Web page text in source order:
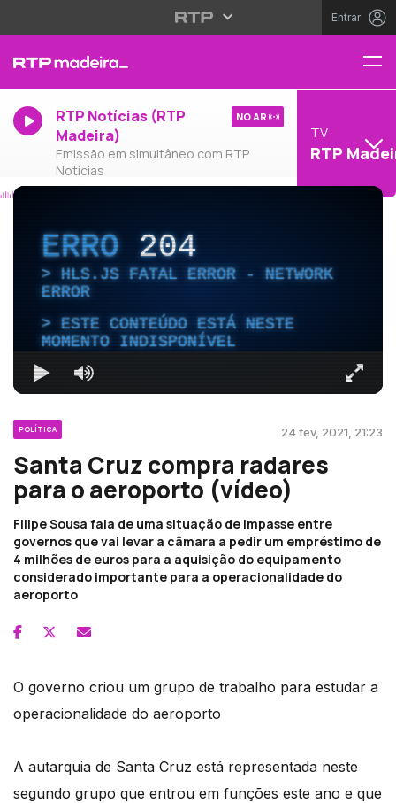
Entrar
RTP Notícias (RTP
Madeira)
Emissão em simultâneo com RTP
Notícias
NO AR
TV
RTP
ERRO204
HLS.JS FATAL ERROR - NETWORK
ERROR
ESTE CONTEÚDO ESTÁ NESTE
MOMENTO INDISPONÍVEL
POLÍTICA 24 fev, 2021, 21:23
Santa Cruz compra radares
para o aeroporto (vídeo)
Filipe Sousa fala de uma situação de impasse entre
governos que vai levar a câmara a pedir um empréstimo de
4 milhões de euros para a aquisição do equipamento
considerado importante para a operacionalidade do
aeroporto
O governo criou um grupo de trabalho para estudar a
operacionalidade do aeroporto
A autarquia de Santa Cruz está representada neste
segundo grupo que entrou em funções este ano e que